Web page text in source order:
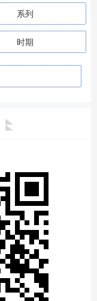
系列
时期